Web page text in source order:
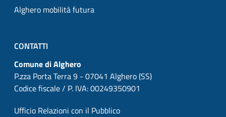
Alghero mobilità futura
CONTATTI
Comune di Alghero
P.zza Porta Terra 9 - 07041 Alghero (SS)
Codice fiscale / P. IVA: 00249350901
Ufficio Relazioni con il Pubblico